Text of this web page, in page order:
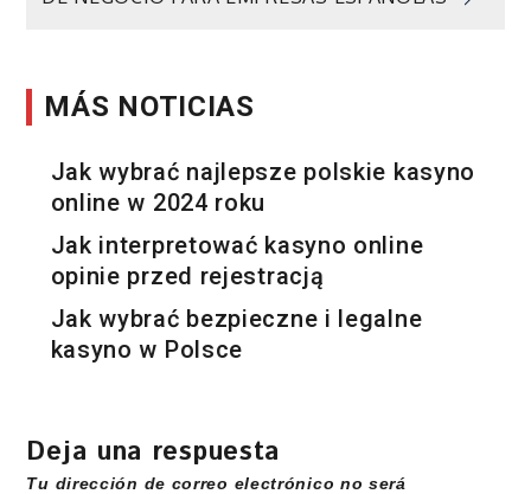
MÁS NOTICIAS
Jak wybrać najlepsze polskie kasyno
online w 2024 roku
Jak interpretować kasyno online
opinie przed rejestracją
Jak wybrać bezpieczne i legalne
kasyno w Polsce
Deja una respuesta
Tu dirección de correo electrónico no será